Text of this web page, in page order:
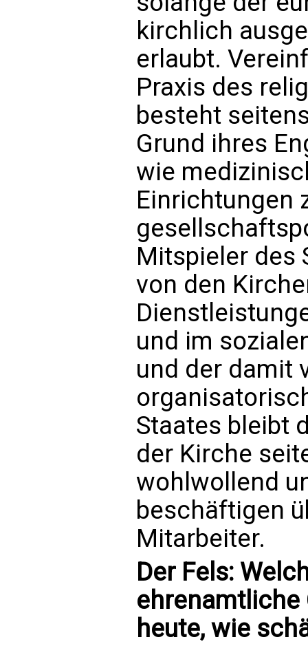
kirchlich
erlaubt.
Praxis des
besteht
Grund ihres
wie
Einrichtungen
Mitspieler des
von den
und im
und der damit
Staates bleibt
der Kirche
wohlwollend
beschäftigen
Mitarbeiter.
Der Fels:
ehrenamtliche
heute, wie